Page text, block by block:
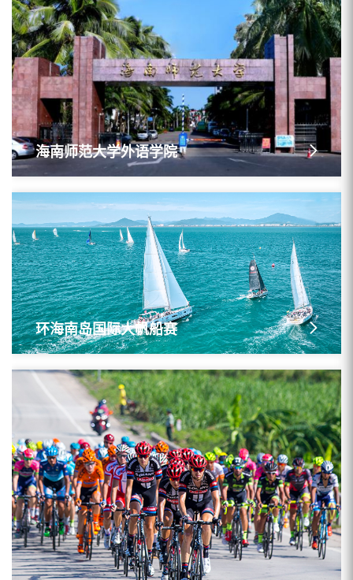
海南师范大学外语学院
环海南岛国际大帆船赛